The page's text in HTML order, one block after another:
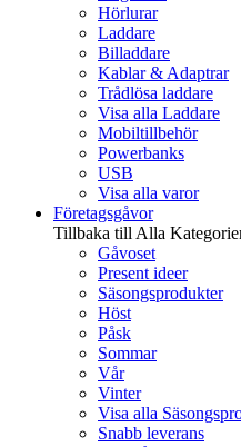
Hörlurar
Laddare
Billaddare
Kablar & Adaptrar
Trådlösa laddare
Visa alla Laddare
Mobiltillbehör
Powerbanks
USB
Visa alla varor
Företagsgåvor
Tillbaka till Alla
Gåvoset
Present ideer
Säsongsprodukter
Höst
Påsk
Sommar
Vår
Vinter
Visa alla
Snabb leverans